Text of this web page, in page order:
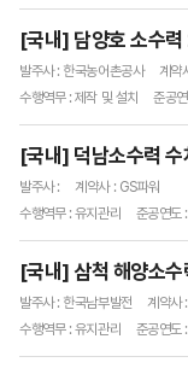
[국내] 담양호 소수
발주사 : 한국농어촌공사
계약
수행역무 : 제작 및 설치
준공
[국내] 덕남소수력
발주사 :
계약사 : GS파워
수행역무 : 유지관리
준공연
[국내] 삼척 해양소수
발주사 : 한국남부발전
계약사
수행역무 : 유지관리
준공연